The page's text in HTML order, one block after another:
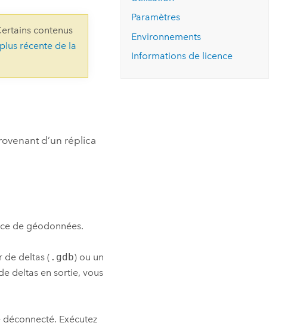
essai gratuit.
Explorer ce cours
et
de
Lire le récit
contenus
récente de la
d’un réplica
de géodonnées.
de deltas ( .gdb) ou un
deltas en sortie, vous
Exécutez
Paramètres
Environnements
Informations de licence